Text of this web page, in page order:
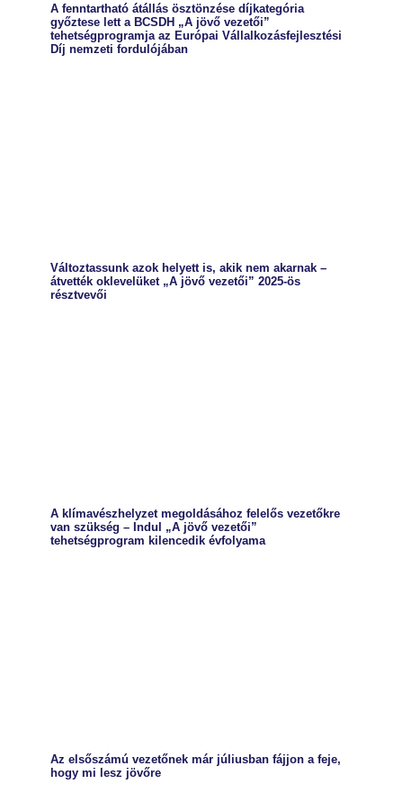
A fenntartható átállás ösztönzése díjkategória
győztese lett a BCSDH „A jövő vezetői”
tehetségprogramja az Európai Vállalkozásfejlesztési
Díj nemzeti fordulójában
Változtassunk azok helyett is, akik nem akarnak –
átvették oklevelüket „A jövő vezetői” 2025-ös
résztvevői
A klímavészhelyzet megoldásához felelős vezetőkre
van szükség – Indul „A jövő vezetői”
tehetségprogram kilencedik évfolyama
Az elsőszámú vezetőnek már júliusban fájjon a feje,
hogy mi lesz jövőre